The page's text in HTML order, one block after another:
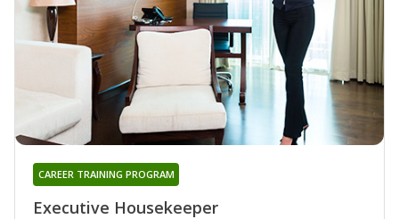
Executive Housekeeper
CAREER TRAINING PROGRAM